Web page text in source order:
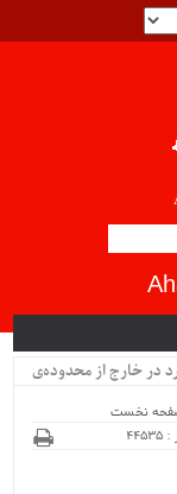
در خارج از محدوده‌ی
نخست